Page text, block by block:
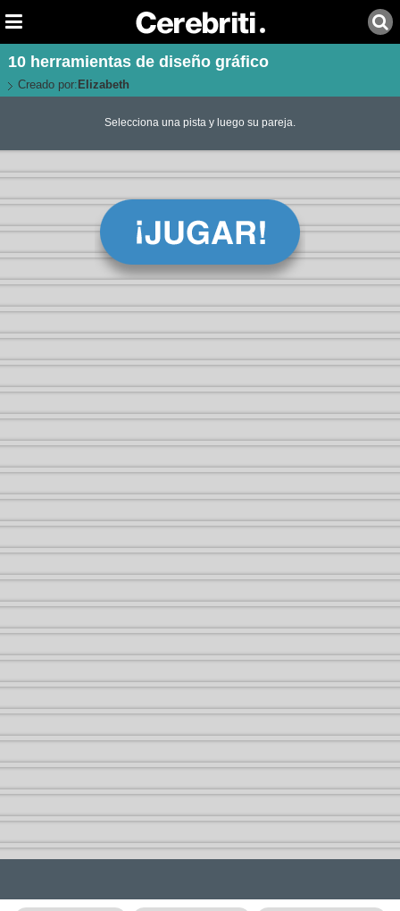
10 herramientas de diseño gráfico
Creado por: Elizabeth
Selecciona una pista y luego su pareja.